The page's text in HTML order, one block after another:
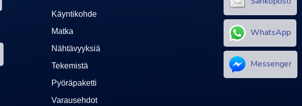
Käyntikohde
Matka
Nähtävyyksiä
Tekemistä
Pyöräpaketti
Varausehdot
WhatsApp
Messenger